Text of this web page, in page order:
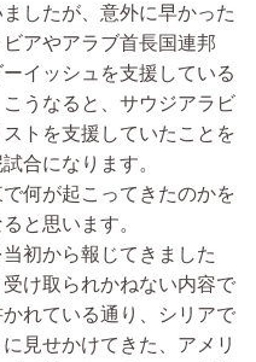
したが、意外に早かった
アやアラブ首長国連邦
イッシュを支援している
うなると、サウジアラビ
トを支援していたことを
合になります。
何が起こってきたのかを
と思います。
初から報じてきました
け取られかねない内容で
れている通り、シリアで
見せかけてきた、アメリ